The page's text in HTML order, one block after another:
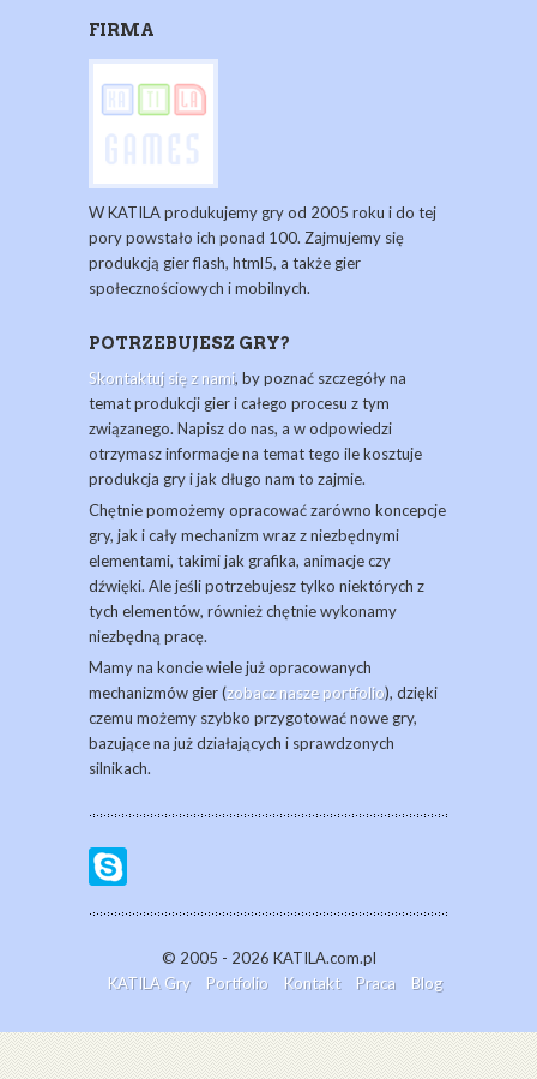
FIRMA
W KATILA produkujemy gry od 2005 roku i do tej
pory powstało ich ponad 100. Zajmujemy się
produkcją gier flash, html5, a także gier
społecznościowych i mobilnych.
POTRZEBUJESZ GRY?
Skontaktuj się z nami, by poznać szczegóły na
temat produkcji gier i całego procesu z tym
związanego. Napisz do nas, a w odpowiedzi
otrzymasz informacje na temat tego ile kosztuje
produkcja gry i jak długo nam to zajmie.
Chętnie pomożemy opracować zarówno koncepcje
gry, jak i cały mechanizm wraz z niezbędnymi
elementami, takimi jak grafika, animacje czy
dźwięki. Ale jeśli potrzebujesz tylko niektórych z
tych elementów, również chętnie wykonamy
niezbędną pracę.
Mamy na koncie wiele już opracowanych
mechanizmów gier (zobacz nasze portfolio), dzięki
czemu możemy szybko przygotować nowe gry,
bazujące na już działających i sprawdzonych
silnikach.
© 2005 - 2026 KATILA.com.pl
KATILA Gry
Portfolio Kontakt Praca Blog